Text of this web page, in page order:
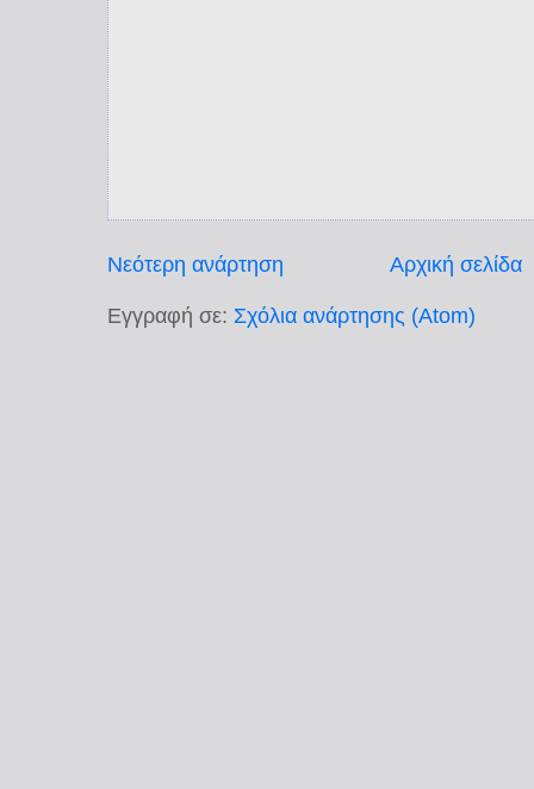
Νεότερη ανάρτηση Αρχική σελίδα
Εγγραφή σε: Σχόλια ανάρτησης (Atom)